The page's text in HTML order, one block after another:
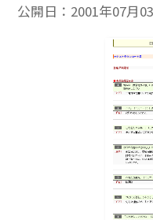
公開日： 2001年07月